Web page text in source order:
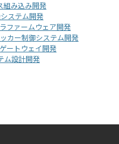
組み込み開発
システム開発
ファームウェア開発
カー制御システム開発
ートウェイ開発
ム設計開発